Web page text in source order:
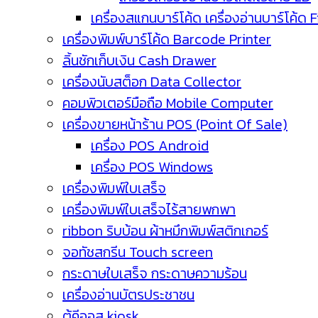
เครื่องสแกนบาร์โค้ด เครื่องอ่านบาร์โค้ด
เครื่องพิมพ์บาร์โค้ด Barcode Printer
ลิ้นชักเก็บเงิน Cash Drawer
เครื่องนับสต็อก Data Collector
คอมพิวเตอร์มือถือ Mobile Computer
เครื่องขายหน้าร้าน POS (Point Of Sale)
เครื่อง POS Android
เครื่อง POS Windows
เครื่องพิมพ์ใบเสร็จ
เครื่องพิมพ์ใบเสร็จไร้สายพกพา
ribbon ริบบ้อน ผ้าหมึกพิมพ์สติกเกอร์
จอทัชสกรีน Touch screen
กระดาษใบเสร็จ กระดาษความร้อน
เครื่องอ่านบัตรประชาชน